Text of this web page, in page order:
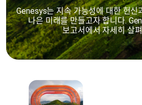
Genesys는 지속 가능성에 대한 헌신
나은 미래를 만들고자 합니다.
보고서에서 자세히 살